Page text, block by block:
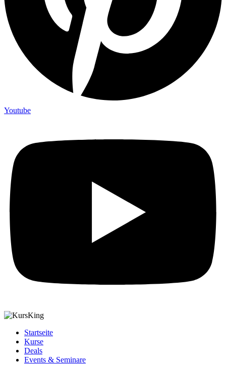
Youtube
Startseite
Kurse
Deals
Events & Seminare